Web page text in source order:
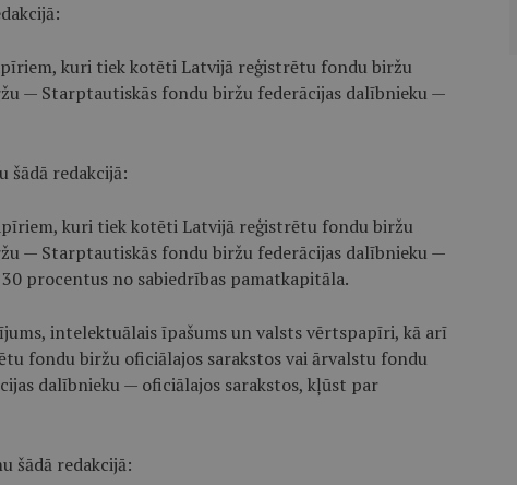
kuri tiek kotēti Latvijā reģistrētu fondu biržu
— Starptautiskās fondu biržu federācijas dalībnieku —
redakcijā:
kuri tiek kotēti Latvijā reģistrētu fondu biržu
— Starptautiskās fondu biržu federācijas dalībnieku —
procentus no sabiedrības pamatkapitāla.
intelektuālais īpašums un valsts vērtspapīri, kā arī
fondu biržu oficiālajos sarakstos vai ārvalstu fondu
dalībnieku — oficiālajos sarakstos, kļūst par
šādā redakcijā: